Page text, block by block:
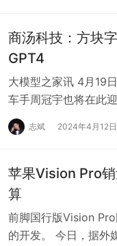
商汤科技：方块
GPT4
大模型之家讯 4月19
车手周冠宇也将在此
海站预计将吸引超过
志斌 2024年4月12日
苹果Vision Pro销
算
前脚国行版Vision
的开发。 今日，据